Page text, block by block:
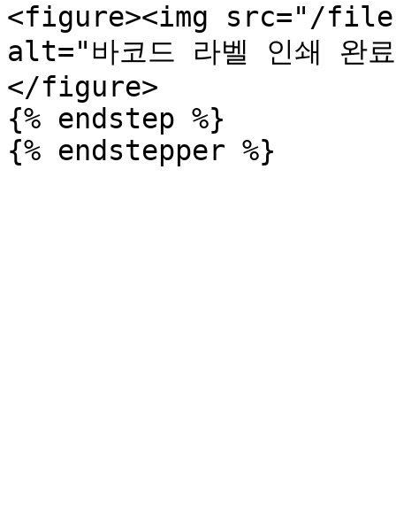
<figure><img src="/files/
alt="바코드 라벨 인쇄
</figure>
{% endstep %}